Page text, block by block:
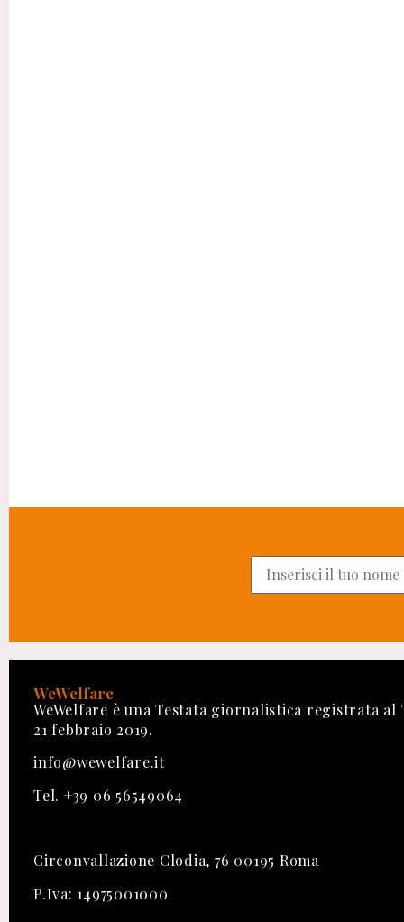
WeWelfare
WeWelfare è una Testata giornalistica registrata al
21 febbraio 2019.
info@wewelfare.it
Tel. +39 06 56549064
Circonvallazione Clodia, 76 00195 Roma
P.Iva: 14975001000